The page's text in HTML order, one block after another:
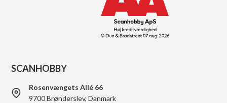
SCANHOBBY
Rosenvængets Allé 66
9700 Brønderslev, Danmark